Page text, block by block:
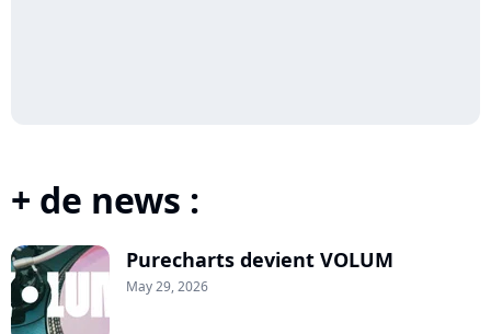
+ de news :
Purecharts devient VOLUM
May 29, 2026